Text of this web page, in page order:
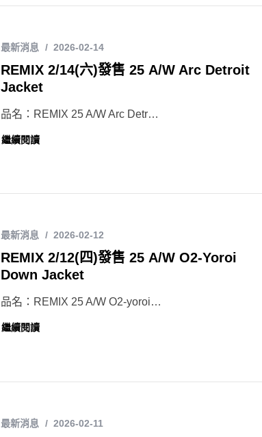
最新消息 2026-02-14
REMIX 2/14(六)發售 25 A/W Arc Detroit
Jacket
品名：REMIX 25 A/W Arc Detr…
繼續閱讀
最新消息 2026-02-12
REMIX 2/12(四)發售 25 A/W O2-Yoroi
Down Jacket
品名：REMIX 25 A/W O2-yoroi…
繼續閱讀
最新消息 2026-02-11